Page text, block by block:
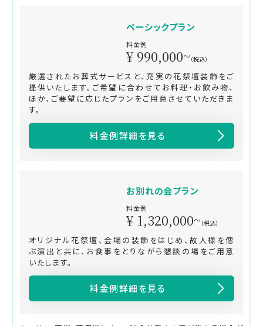
ベーシックプラン
料金例
¥ 990,000~ （税込）
厳選されたお葬式サービスと、充実の花祭壇装飾をご
提供いたします。ご希望に合わせてお料理・お飲み物、
ほか、ご要望に応じたプランをご用意させていただきま
す。
料金例詳細を見る
お別れの会プラン
料金例
¥ 1,320,000~ （税込）
オリジナル花祭壇、会場の装飾をはじめ、故人様を偲
ぶ演出と共に、お食事をとりながら懇談の場をご用意
いたします。
料金例詳細を見る